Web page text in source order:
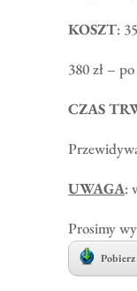
KOSZT:
380 zł –
CZAS
UWAGA:
Prosimy
Pobierz